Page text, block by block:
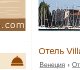
Отель
Венеция ›